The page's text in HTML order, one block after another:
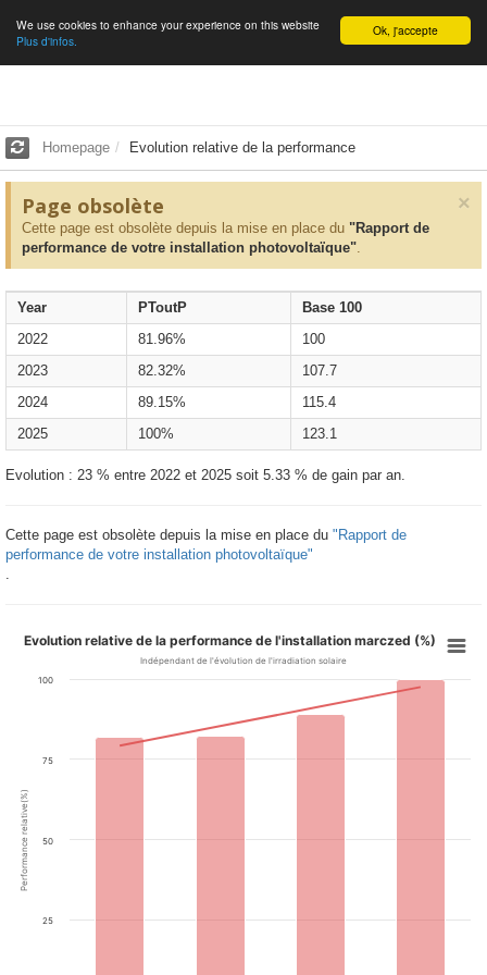
English Ok, j'accepte
We use cookies to enhance your experience on this website
Plus d'infos.
Homepage Evolution relative de la performance
×
Page obsolète
Cette page est obsolète depuis la mise en place du "Rapport de
performance de votre installation photovoltaïque".
Year PToutP
Base 100
2022
81.96%
100
2023
82.32%
107.7
2024
89.15%
115.4
2025
100% 123.1
Evolution : 23 % entre 2022 et 2025 soit 5.33 % de gain par an.
Cette page est obsolète depuis la mise en place du "Rapport de
performance de votre installation photovoltaïque"
Performance relative(%)
Evolution relative de la performance de l'installation marczed (%)
Indépendant de l'évolution de l'irradiation solaire
25
50
75
100